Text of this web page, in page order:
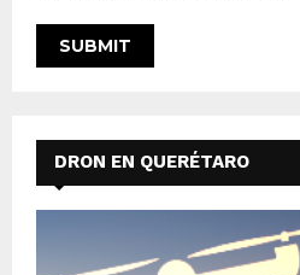
DRON EN QUERÉTARO